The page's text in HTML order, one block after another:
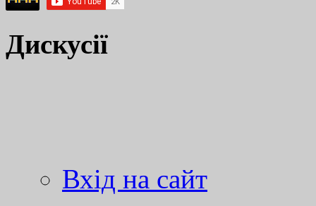
Дискусії
Вхід на сайт